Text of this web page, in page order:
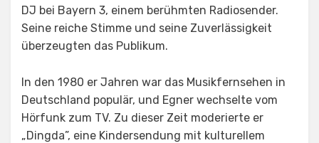
DJ bei Bayern 3, einem berühmten Radiosender.
Seine reiche Stimme und seine Zuverlässigkeit
überzeugten das Publikum.
In den 1980 er Jahren war das Musikfernsehen in
Deutschland populär, und Egner wechselte vom
Hörfunk zum TV. Zu dieser Zeit moderierte er
„Dingda”, eine Kindersendung mit kulturellem